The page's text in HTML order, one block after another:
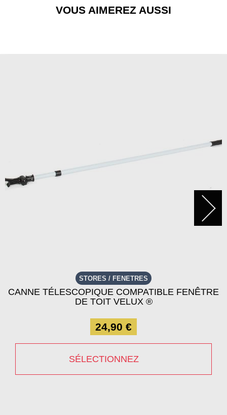
VOUS AIMEREZ AUSSI
STORES / FENETRES
CANNE TÉLESCOPIQUE COMPATIBLE FENÊTRE
DE TOIT VELUX ®
24,90 €
SÉLECTIONNEZ